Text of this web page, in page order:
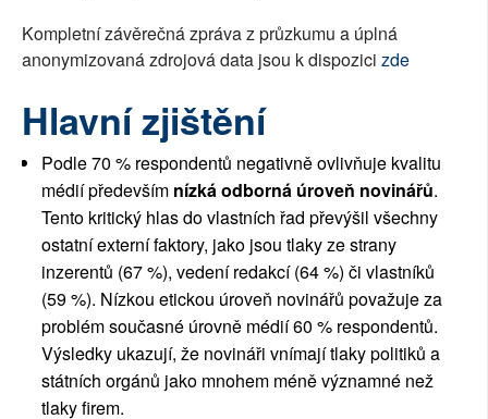
Kompletní závěrečná zpráva z průzkumu a úplná
anonymizovaná zdrojová data jsou k dispozici zde
Hlavní zjištění
Podle 70 % respondentů negativně ovlivňuje kvalitu
médií především nízká odborná úroveň novinářů.
Tento kritický hlas do vlastních řad převýšil všechny
ostatní externí faktory, jako jsou tlaky ze strany
inzerentů (67 %), vedení redakcí (64 %) či vlastníků
(59 %). Nízkou etickou úroveň novinářů považuje za
problém současné úrovně médií 60 % respondentů.
Výsledky ukazují, že novináři vnímají tlaky politiků a
státních orgánů jako mnohem méně významné než
tlaky firem.